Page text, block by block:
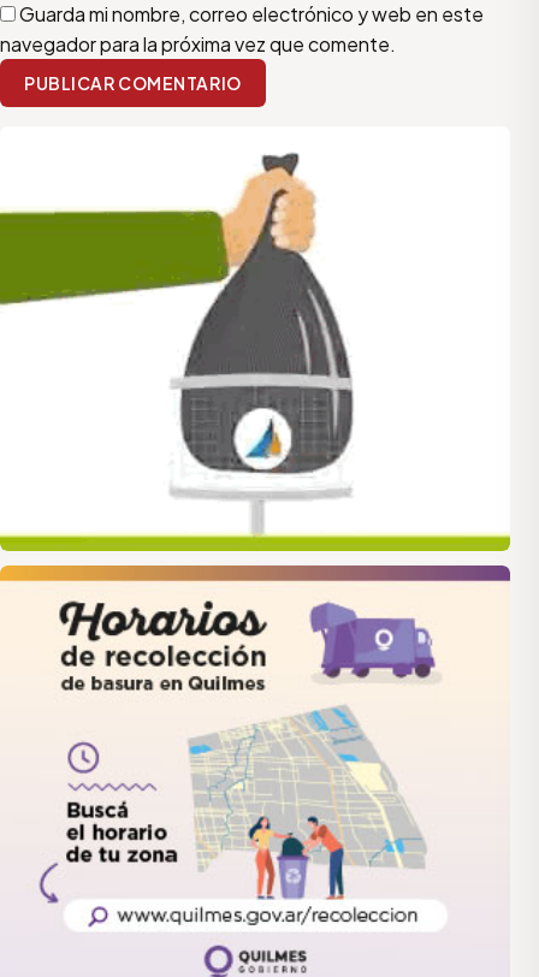
Guarda mi nombre, correo electrónico y web en este
navegador para la próxima vez que comente.
PUBLICAR COMENTARIO
quilmes